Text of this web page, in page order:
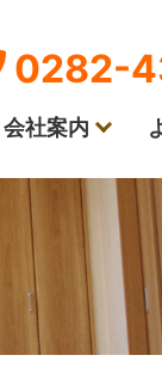
0282-
会社案内